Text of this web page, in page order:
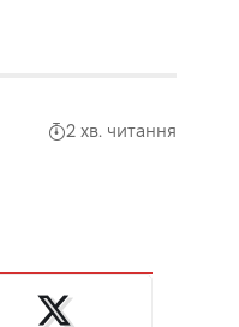
2 хв. читання